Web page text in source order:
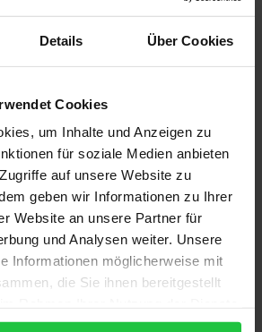
Details Über Cookies
Cookies
um Inhalte und Anzeigen zu
für soziale Medien anbieten
auf unsere Website zu
geben wir Informationen zu Ihrer
Website an unsere Partner für
und Analysen weiter. Unsere
Informationen möglicherweise mit
die Sie ihnen bereitgestellt
• Gert Fiedler:
in der DDR (von 1949 bis Mitte
Krause: Heinz Suchs früher
Steuerung der
DDR • Dieter Segert: Mehr
– ein Jurist als Reformer:
Wladislaw Hedeler: »Von der
heißt siegen lernen!« –
ostdeutscher